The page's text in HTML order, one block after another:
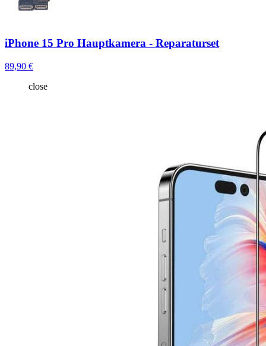
iPhone 15 Pro Hauptkamera - Reparaturset
89,90 €
close